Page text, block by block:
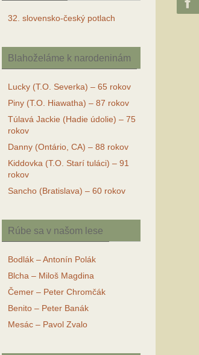
32. slovensko-český potlach
Blahoželáme k narodeninám
Lucky (T.O. Severka) – 65 rokov
Piny (T.O. Hiawatha) – 87 rokov
Túlavá Jackie (Hadie údolie) – 75
rokov
Danny (Ontário, CA) – 88 rokov
Kiddovka (T.O. Starí tuláci) – 91
rokov
Sancho (Bratislava) – 60 rokov
Rúbe sa v našom lese
Bodlák – Antonín Polák
Blcha – Miloš Magdina
Čemer – Peter Chromčák
Benito – Peter Banák
Mesác – Pavol Zvalo